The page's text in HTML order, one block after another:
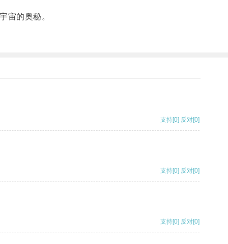
宙的奥秘。
支持[0] 反对[0]
支持[0] 反对[0]
支持[0] 反对[0]